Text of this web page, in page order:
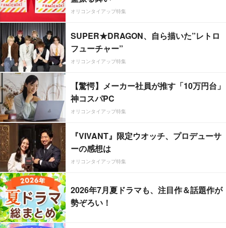
オリコンタイアップ特集
SUPER★DRAGON、自ら描いた”レトロ
フューチャー”
オリコンタイアップ特集
【驚愕】メーカー社員が推す「10万円台」
神コスパPC
オリコンタイアップ特集
『VIVANT』限定ウオッチ、プロデューサ
ーの感想は
オリコンタイアップ特集
2026年7月夏ドラマも、注目作＆話題作が
勢ぞろい！